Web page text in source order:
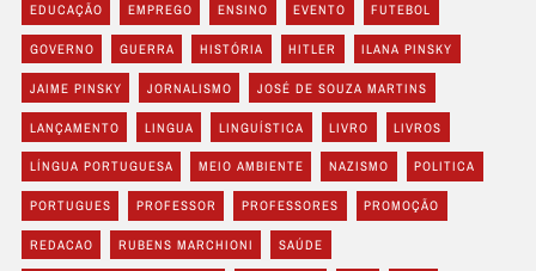
EDUCAÇÃO EMPREGO ENSINO EVENTO FUTEBOL
GOVERNO GUERRA HISTÓRIA HITLER ILANA PINSKY
JAIME PINSKY JORNALISMO JOSÉ DE SOUZA MARTINS
LANÇAMENTO LINGUA LINGUÍSTICA LIVRO LIVROS
LÍNGUA PORTUGUESA MEIO AMBIENTE NAZISMO POLITICA
PORTUGUES PROFESSOR PROFESSORES PROMOÇÃO
REDACAO RUBENS MARCHIONI SAÚDE